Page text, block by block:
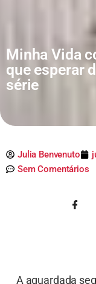
Minha Vida
que esperar
série
Julia Benvenuto
Sem Comentários
A aguardada